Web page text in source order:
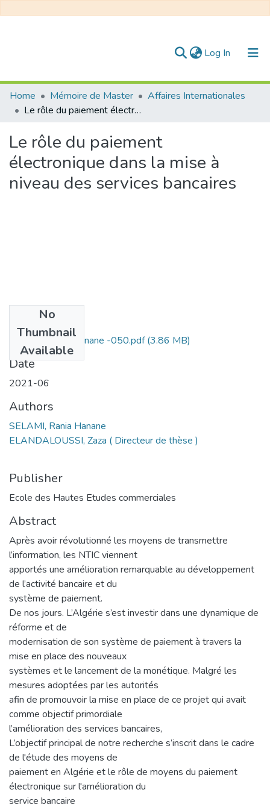
Log In (current)
Communities & Collections
All of DSpace
Statistics
Home Mémoire de Master
Affaires Internationales
Le rôle du paiement électronique dans la mise à niveau des services bancaires
Le rôle du paiement
électronique dans la mise à
niveau des services bancaires
No
Thumbnail
Available
SELAMI Rania Hanane -050.pdf(3.86 MB)
Date
2021-06
Authors
SELAMI, Rania Hanane
ELANDALOUSSI, Zaza ( Directeur de thèse )
Publisher
Ecole des Hautes Etudes commerciales
Abstract
Après avoir révolutionné les moyens de transmettre
l’information, les NTIC viennent
apportés une amélioration remarquable au développement
de l’activité bancaire et du
système de paiement.
De nos jours. L’Algérie s’est investir dans une dynamique de
réforme et de
modernisation de son système de paiement à travers la
mise en place des nouveaux
systèmes et le lancement de la monétique. Malgré les
mesures adoptées par les autorités
afin de promouvoir la mise en place de ce projet qui avait
comme objectif primordiale
l’amélioration des services bancaires,
L’objectif principal de notre recherche s’inscrit dans le cadre
de l'étude des moyens de
paiement en Algérie et le rôle de moyens du paiement
électronique sur l'amélioration du
service bancaire